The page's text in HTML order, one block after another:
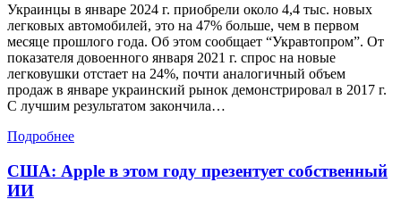
Украинцы в январе 2024 г. приобрели около 4,4 тыс. новых
легковых автомобилей, это на 47% больше, чем в первом
месяце прошлого года. Об этом сообщает “Укравтопром”. От
показателя довоенного января 2021 г. спрос на новые
легковушки отстает на 24%, почти аналогичный объем
продаж в январе украинский рынок демонстрировал в 2017 г.
С лучшим результатом закончила…
Подробнее
США: Apple в этом году презентует собственный
ИИ